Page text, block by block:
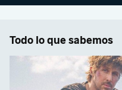
Todo lo que sabemos